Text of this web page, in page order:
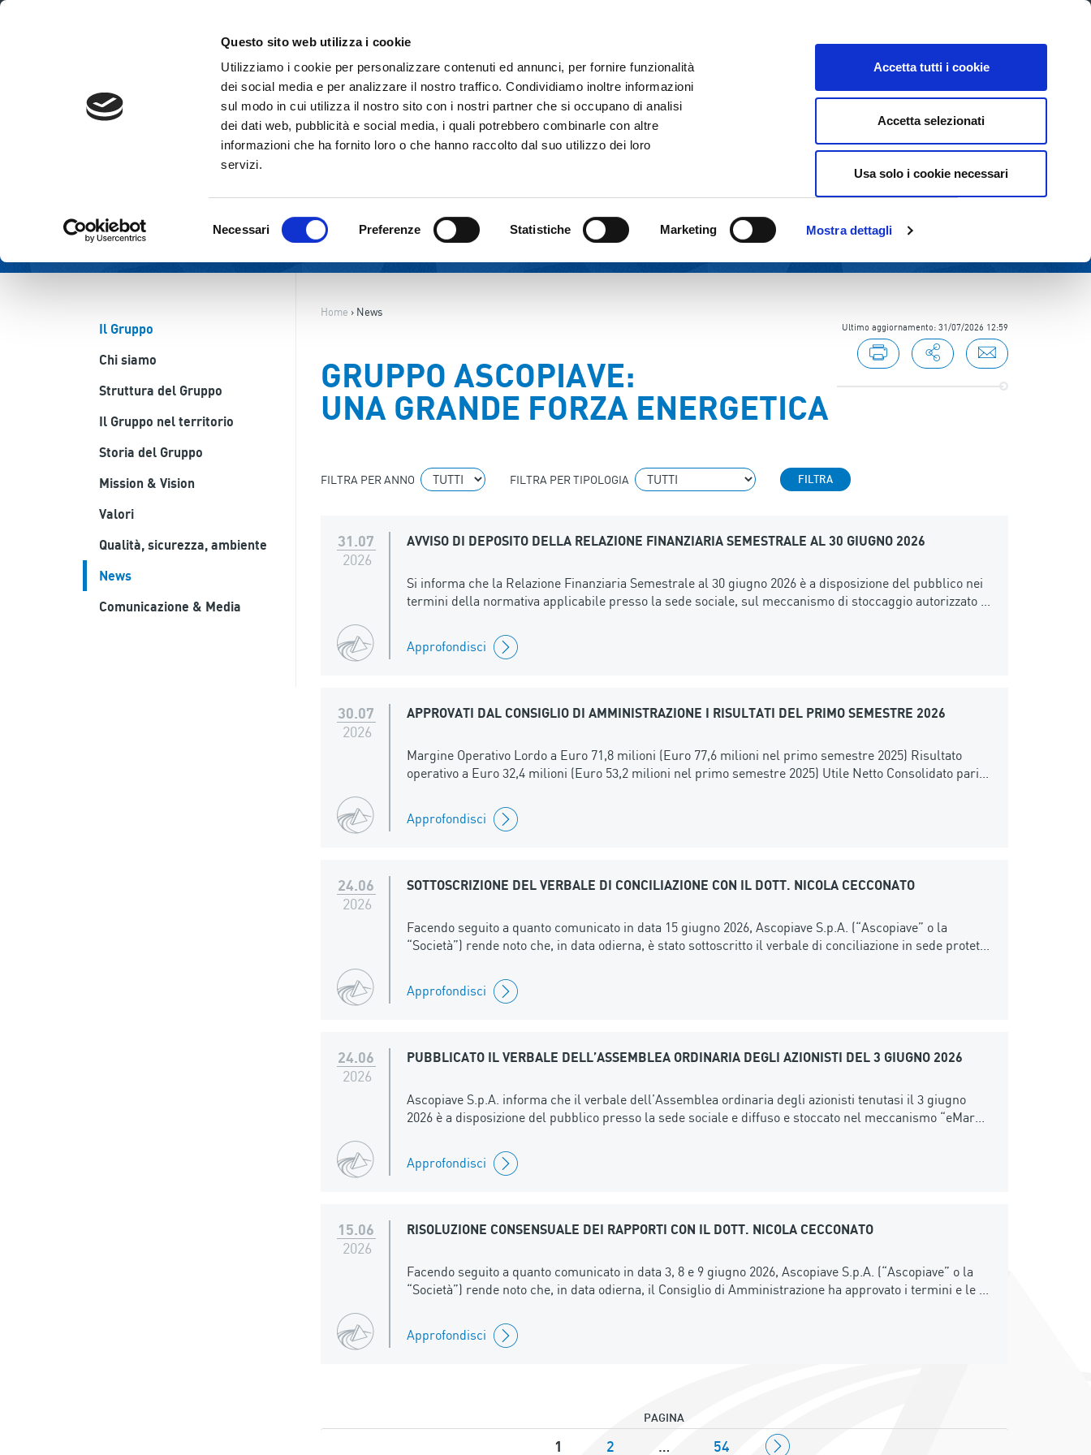
Questo sito web utilizza i cookie
Utilizziamo i cookie per personalizzare contenuti ed annunci, per fornire funzionalità
dei social media e per analizzare il nostro traffico. Condividiamo inoltre informazioni
sul modo in cui utilizza il nostro sito con i nostri partner che si occupano di analisi
dei dati web, pubblicità e social media, i quali potrebbero combinarle con altre
informazioni che ha fornito loro o che hanno raccolto dal suo utilizzo dei loro
servizi.
del
Necessari Preferenze Statistiche Marketing Mostra dettagli
Accetta tutti i cookie
Accetta selezionati
Usa solo i cookie necessari
IL GRUPPO ATTIVITÀ CORPORATE GOVERNANCE INVESTOR RELATIONS SOSTENIBILITÀ
Il Gruppo
Chi siamo
Struttura del Gruppo
Il Gruppo nel territorio
Storia del Gruppo
Mission & Vision
Valori
Qualità, sicurezza, ambiente
News
Comunicazione & Media
Home › News
Ultimo aggiornamento: 31/07/2026 12:59
GRUPPO ASCOPIAVE:
UNA GRANDE FORZA ENERGETICA
FILTRA PER ANNO FILTRA PER TIPOLOGIA FILTRA
31.07
2026
AVVISO DI DEPOSITO DELLA RELAZIONE FINANZIARIA SEMESTRALE AL 30 GIUGNO 2026
Si informa che la Relazione Finanziaria Semestrale al 30 giugno 2026 è a disposizione del pubblico nei
termini della normativa applicabile presso la sede sociale, sul meccanismo di stoccaggio autorizzato ...
Approfondisci
30.07
2026
APPROVATI DAL CONSIGLIO DI AMMINISTRAZIONE I RISULTATI DEL PRIMO SEMESTRE 2026
Margine Operativo Lordo a Euro 71,8 milioni (Euro 77,6 milioni nel primo semestre 2025) Risultato
operativo a Euro 32,4 milioni (Euro 53,2 milioni nel primo semestre 2025) Utile Netto Consolidato pari...
Approfondisci
24.06
2026
SOTTOSCRIZIONE DEL VERBALE DI CONCILIAZIONE CON IL DOTT. NICOLA CECCONATO
Facendo seguito a quanto comunicato in data 15 giugno 2026, Ascopiave S.p.A. (“Ascopiave” o la
“Società”) rende noto che, in data odierna, è stato sottoscritto il verbale di conciliazione in sede protet...
Approfondisci
24.06
2026
PUBBLICATO IL VERBALE DELL’ASSEMBLEA ORDINARIA DEGLI AZIONISTI DEL 3 GIUGNO 2026
Ascopiave S.p.A. informa che il verbale dell’Assemblea ordinaria degli azionisti tenutasi il 3 giugno
2026 è a disposizione del pubblico presso la sede sociale e diffuso e stoccato nel meccanismo “eMar...
Approfondisci
15.06
2026
RISOLUZIONE CONSENSUALE DEI RAPPORTI CON IL DOTT. NICOLA CECCONATO
Facendo seguito a quanto comunicato in data 3, 8 e 9 giugno 2026, Ascopiave S.p.A. (“Ascopiave” o la
“Società”) rende noto che, in data odierna, il Consiglio di Amministrazione ha approvato i termini e le ...
Approfondisci
PAGINA
1 2 … 54